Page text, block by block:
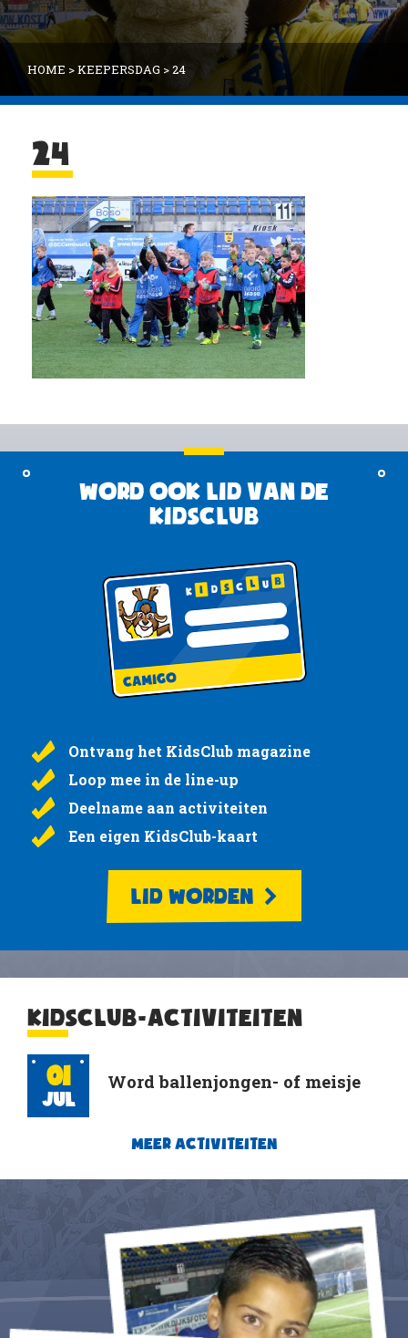
HOME >KEEPERSDAG >24
24
Word ook lid van de
KidsClub
Ontvang het KidsClub magazine
Loop mee in de line-up
Deelname aan activiteiten
Een eigen KidsClub-kaart
LID WORDEN
KIDSCLUB-ACTIVITEITEN
01
Jul
Word ballenjongen- of meisje
MEER ACTIVITEITEN